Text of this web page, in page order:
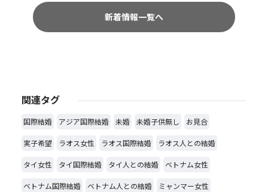
新着情報一覧へ
関連タグ
国際結婚 アジア国際結婚 未婚 未婚子供無し お見合
実子希望 ラオス女性 ラオス国際結婚 ラオス人との結婚
タイ女性 タイ国際結婚 タイ人との結婚 ベトナム女性
ベトナム国際結婚 ベトナム人との結婚 ミャンマー女性